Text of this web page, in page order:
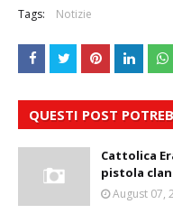
Tags: Notizie
QUESTI POST
Cattolica
pistola
August 07,